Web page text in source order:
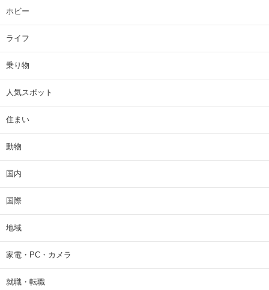
ホビー
ライフ
乗り物
人気スポット
住まい
動物
国内
国際
地域
家電・PC・カメラ
就職・転職